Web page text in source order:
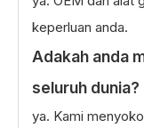
keperluan anda.
Adakah anda
seluruh dunia?
ya. Kami